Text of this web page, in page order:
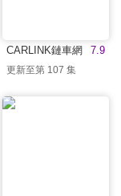
7.9
CARLINK鏈車網
更新至第 107 集